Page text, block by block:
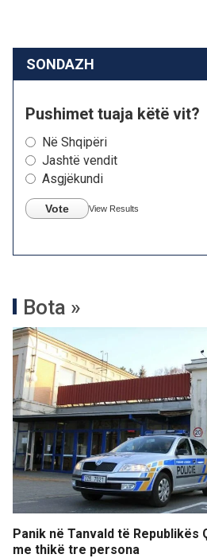
SONDAZH
Pushimet tuaja këtë vit?
Në Shqipëri
Jashtë vendit
Asgjëkundi
Vote View Results
Bota »
Panik në Tanvald të
me thikë tre persona